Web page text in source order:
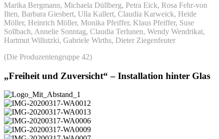
Marika Bergmann, Michaela Düllberg, Petra Eick, Rosa Fehr-von
Ilten, Barbara Giesbert, Ulla Kallert, Claudia Karweick, Heide
Möller, Heinrich Möller, Monika Pfeiffer, Klaus Pfeiffer, Suse
Sollbach, Annelie Sonntag, Claudia Terlunen, Wendy Wendrikat,
Hartmut Willutzki, Gabriele Wirths, Dieter Ziegenfeuter
(Die Produzentengruppe 42)
„Freiheit und Zuversicht“ – Installation hinter Glas